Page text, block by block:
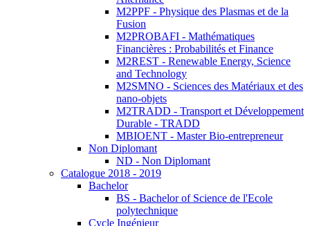
M2PPF - Physique des Plasmas et de la
Fusion
M2PROBAFI - Mathématiques
Financières : Probabilités et Finance
M2REST - Renewable Energy, Science
and Technology
M2SMNO - Sciences des Matériaux et des
nano-objets
M2TRADD - Transport et Développement
Durable - TRADD
MBIOENT - Master Bio-entrepreneur
Non Diplomant
ND - Non Diplomant
Catalogue 2018 - 2019
Bachelor
BS - Bachelor of Science de l'Ecole
polytechnique
Cycle Ingénieur